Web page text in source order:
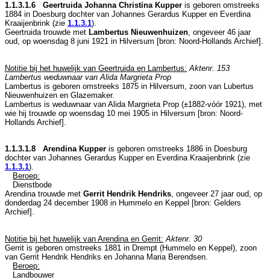
1.1.3.1.6 Geertruida Johanna Christina Kupper is geboren omstreeks
1884 in Doesburg dochter van Johannes Gerardus Kupper en Everdina
Kraaijenbrink (zie 1.1.3.1).
Geertruida trouwde met Lambertus Nieuwenhuizen, ongeveer 46 jaar
oud, op woensdag 8 juni 1921 in Hilversum [bron: Noord-Hollands Archief].
Notitie bij het huwelijk van Geertruida en Lambertus: Aktenr. 153
Lambertus weduwnaar van Alida Margrieta Prop
Lambertus is geboren omstreeks 1875 in Hilversum, zoon van Lubertus
Nieuwenhuizen en Glazemaker.
Lambertus is weduwnaar van Alida Margrieta Prop (±1882-vóór 1921), met
wie hij trouwde op woensdag 10 mei 1905 in Hilversum [bron: Noord-
Hollands Archief].
1.1.3.1.8 Arendina Kupper is geboren omstreeks 1886 in Doesburg
dochter van Johannes Gerardus Kupper en Everdina Kraaijenbrink (zie
1.1.3.1).
Beroep:
Dienstbode
Arendina trouwde met Gerrit Hendrik Hendriks , ongeveer 27 jaar oud, op
donderdag 24 december 1908 in Hummelo en Keppel [bron: Gelders
Archief].
Notitie bij het huwelijk van Arendina en Gerrit: Aktenr. 30
Gerrit is geboren omstreeks 1881 in Drempt (Hummelo en Keppel) , zoon
van Gerrit Hendrik Hendriks en Johanna Maria Berendsen.
Beroep:
Landbouwer